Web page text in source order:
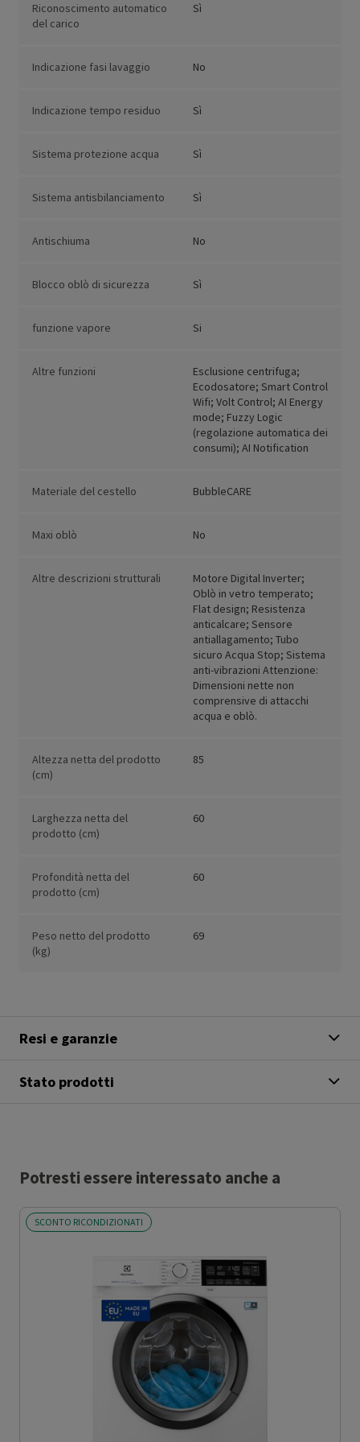
Riconoscimento automatico
del carico
Sì
Indicazione fasi lavaggio No
Indicazione tempo residuo Sì
Sistema protezione acqua Sì
Sistema antisbilanciamento Sì
Antischiuma No
Blocco oblò di sicurezza Sì
funzione vapore Si
Altre funzioni
Esclusione centrifuga;
Ecodosatore; Smart Control
Wifi; Volt Control; AI Energy
mode; Fuzzy Logic
(regolazione automatica dei
consumi); AI Notification
Materiale del cestello BubbleCARE
Maxi oblò No
Altre descrizioni strutturali
Motore Digital Inverter;
Oblò in vetro temperato;
Flat design; Resistenza
anticalcare; Sensore
antiallagamento; Tubo
sicuro Acqua Stop; Sistema
anti-vibrazioni Attenzione:
Dimensioni nette non
comprensive di attacchi
acqua e oblò.
Altezza netta del prodotto
(cm)
85
Larghezza netta del
prodotto (cm)
60
Profondità netta del
prodotto (cm)
60
Peso netto del prodotto
(kg)
69
Resi e garanzie
Stato prodotti
Potresti essere interessato anche a
SCONTO RICONDIZIONATI